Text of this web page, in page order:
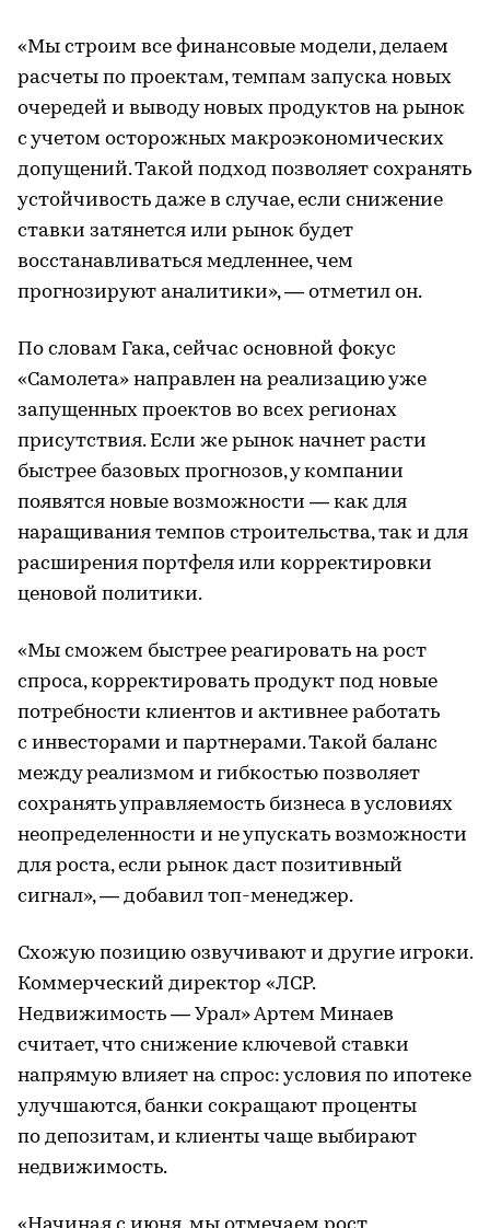
«Мы строим все финансовые модели, делаем
расчеты по проектам, темпам запуска новых
очередей и выводу новых продуктов на рынок
с учетом осторожных макроэкономических
допущений. Такой подход позволяет сохранять
устойчивость даже в случае, если снижение
ставки затянется или рынок будет
восстанавливаться медленнее, чем
прогнозируют аналитики», — отметил он.
По словам Гака, сейчас основной фокус
«Самолета» направлен на реализацию уже
запущенных проектов во всех регионах
присутствия. Если же рынок начнет расти
быстрее базовых прогнозов, у компании
появятся новые возможности — как для
наращивания темпов строительства, так и для
расширения портфеля или корректировки
ценовой политики.
«Мы сможем быстрее реагировать на рост
спроса, корректировать продукт под новые
потребности клиентов и активнее работать
с инвесторами и партнерами. Такой баланс
между реализмом и гибкостью позволяет
сохранять управляемость бизнеса в условиях
неопределенности и не упускать возможности
для роста, если рынок даст позитивный
сигнал», — добавил топ-менеджер.
Схожую позицию озвучивают и другие игроки.
Коммерческий директор «ЛСР.
Недвижимость — Урал» Артем Минаев
считает, что снижение ключевой ставки
напрямую влияет на спрос: условия по ипотеке
улучшаются, банки сокращают проценты
по депозитам, и клиенты чаще выбирают
недвижимость.